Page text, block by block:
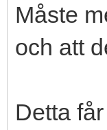
Måste
och att
Detta